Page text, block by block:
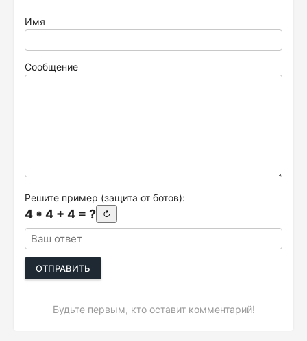
Имя
Сообщение
Решите пример (защита от ботов):
4 * 4 + 4 = ? ↻
ОТПРАВИТЬ
Будьте первым, кто оставит комментарий!